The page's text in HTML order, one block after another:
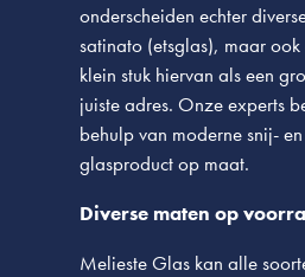
onderscheiden echter
satinato (etsglas), maar
klein stuk hiervan als een
juiste adres. Onze experts
behulp van moderne snij-
glasproduct op maat.
Diverse maten op
Melieste Glas kan alle